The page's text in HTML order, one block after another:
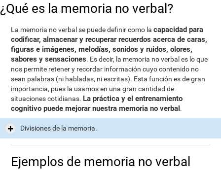
¿Qué es la memoria no verbal?
La memoria no verbal se puede definir como lacapacidad para
codificar, almacenar y recuperar recuerdos acerca de caras,
figuras e imágenes, melodías, sonidos y ruidos, olores,
sabores y sensaciones. Es decir, la memoria no verbal es lo que
nos permite retener y recordar información cuyo contenido no
sean palabras (ni habladas, ni escritas). Esta función es de gran
importancia, pues la usamos en una gran cantidad de
situaciones cotidianas. La práctica y el entrenamiento
cognitivo puede mejorar nuestra memoria no verbal.
Divisiones de la memoria.
Ejemplos de memoria no verbal